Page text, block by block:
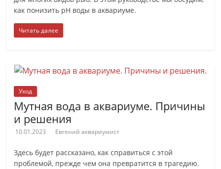
как понизить pH воды в аквариуме.
Читать далее
Уход
Мутная вода в аквариуме. Причины
и решения
10.01.2023 Евгений аквариумист
Здесь будет рассказано, как справиться с этой
проблемой, прежде чем она превратится в трагедию.